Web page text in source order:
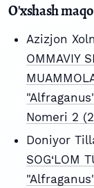
O'xshash
Azizjon
OMMAVIY
Nomeri 2
Doniyor
SOG‘LOM